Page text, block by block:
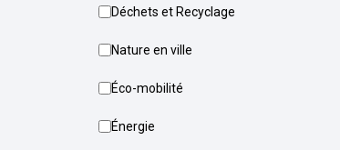
Déchets et Recyclage
Nature en ville
Éco-mobilité
Énergie